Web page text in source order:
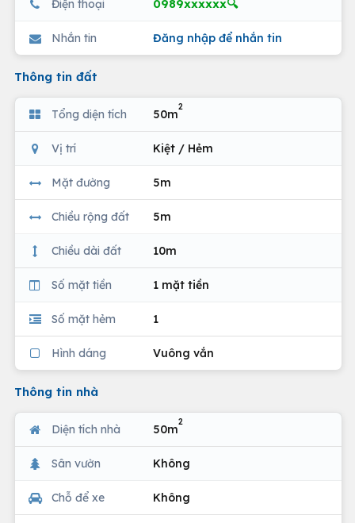
Điện thoại 0989xxxxxx🔍
Nhắn tin Đăng nhập để nhắn tin
Thông tin đất
Tổng diện tích 50m
2
Vị trí Kiệt / Hẻm
Mặt đường 5m
Chiều rộng đất 5m
Chiều dài đất 10m
Số mặt tiền 1 mặt tiền
Số mặt hẻm 1
Hình dáng Vuông vắn
Thông tin nhà
Diện tích nhà 50m
2
Sân vườn Không
Chỗ để xe Không